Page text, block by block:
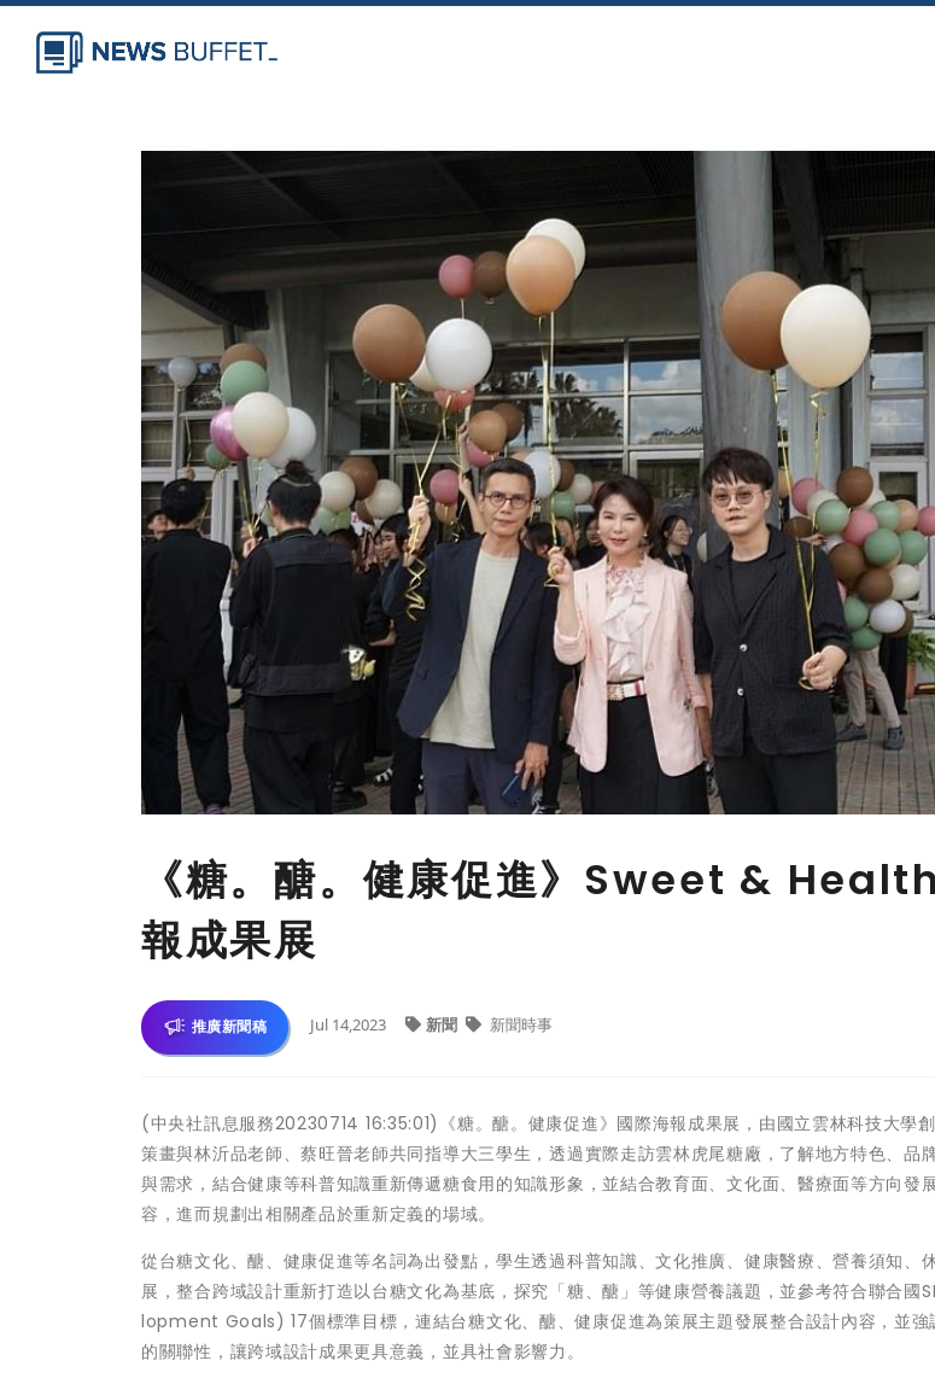
《糖。醣。健康促進》Sweet &
報成果展
推廣新聞稿 Jul 14,2023 新聞 新聞時事
(中央社訊息服務20230714 16:35:01)《糖。醣。健康促進》國際海報成果展，由國立雲林科技大學
策畫與林沂品老師、蔡旺晉老師共同指導大三學生，透過實際走訪雲林虎尾糖廠，了解地方特色、品
與需求，結合健康等科普知識重新傳遞糖食用的知識形象，並結合教育面、文化面、醫療面等方向發
容，進而規劃出相關產品於重新定義的場域。
從台糖文化、醣、健康促進等名詞為出發點，學生透過科普知識、文化推廣、健康醫療、營養須知、
展，整合跨域設計重新打造以台糖文化為基底，探究「糖、醣」等健康營養議題，並參考符合聯合
lopment Goals) 17個標準目標，連結台糖文化、醣、健康促進為策展主題發展整合設計內容，並強
的關聯性，讓跨域設計成果更具意義，並具社會影響力。